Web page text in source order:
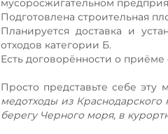
мусоросжигательном
Подготовлена строительная
Планируется доставка и
отходов категории Б.
Есть договорённости о
Просто представьте себе
медотходы из
берегу Черного моря, в